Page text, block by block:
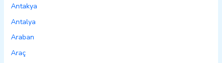
Antakya
Antalya
Araban
Araç